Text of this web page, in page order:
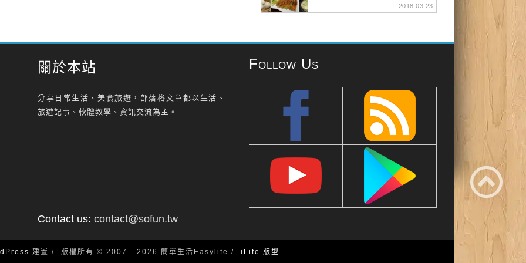
2018.03.23
關於本站
分享日常生活、美食旅遊，部落格文章都以生活、
旅遊記事、軟體教學、資訊交流為主。
Contact us: contact@sofun.tw
Follow Us
建置 版權所有 © 2007 - 2026 簡單生活Easylife iLife 版型